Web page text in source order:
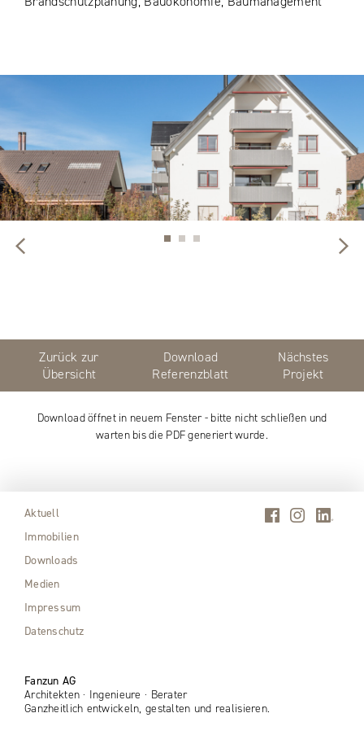
Zurück zur
Übersicht
Download
Referenzblatt
Nächstes
Projekt
Download öffnet in neuem Fenster - bitte nicht schließen und
warten bis die PDF generiert wurde.
Aktuell
Immobilien
Downloads
Medien
Impressum
Datenschutz
Fanzun AG
Architekten · Ingenieure · Berater
Ganzheitlich entwickeln, gestalten und realisieren.